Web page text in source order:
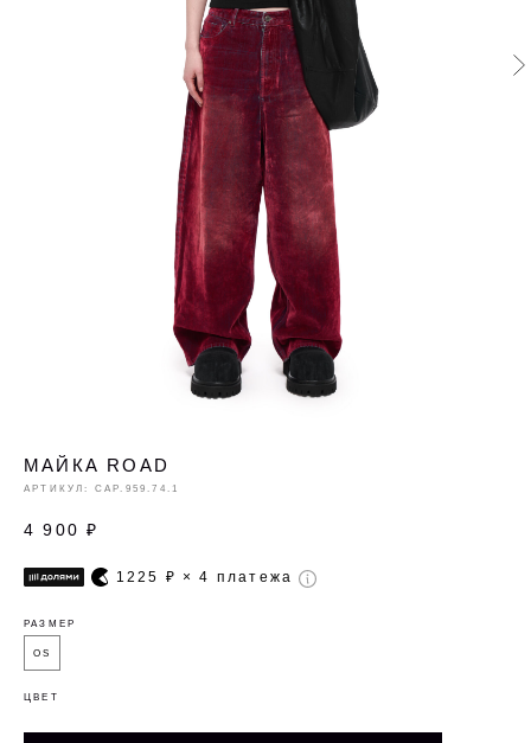
МАЙКА ROAD
АРТИКУЛ: CAP.959.74.1
4 900 ₽
1225 ₽ × 4 платежа
РАЗМЕР
OS
ЦВЕТ